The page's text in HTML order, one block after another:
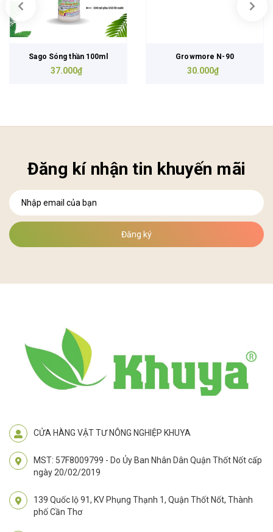
Sago Sóng thần 100ml
37.000₫
Growmore N-90
30.000₫
Đăng kí nhận tin khuyến mãi
Đăng ký
CỬA HÀNG VẬT TƯ NÔNG NGHIỆP KHUYA
MST: 57F8009799 - Do Ủy Ban Nhân Dân Quận Thốt Nốt cấp
ngày 20/02/2019
139 Quốc lộ 91, KV Phụng Thạnh 1, Quận Thốt Nốt, Thành
phố Cần Thơ